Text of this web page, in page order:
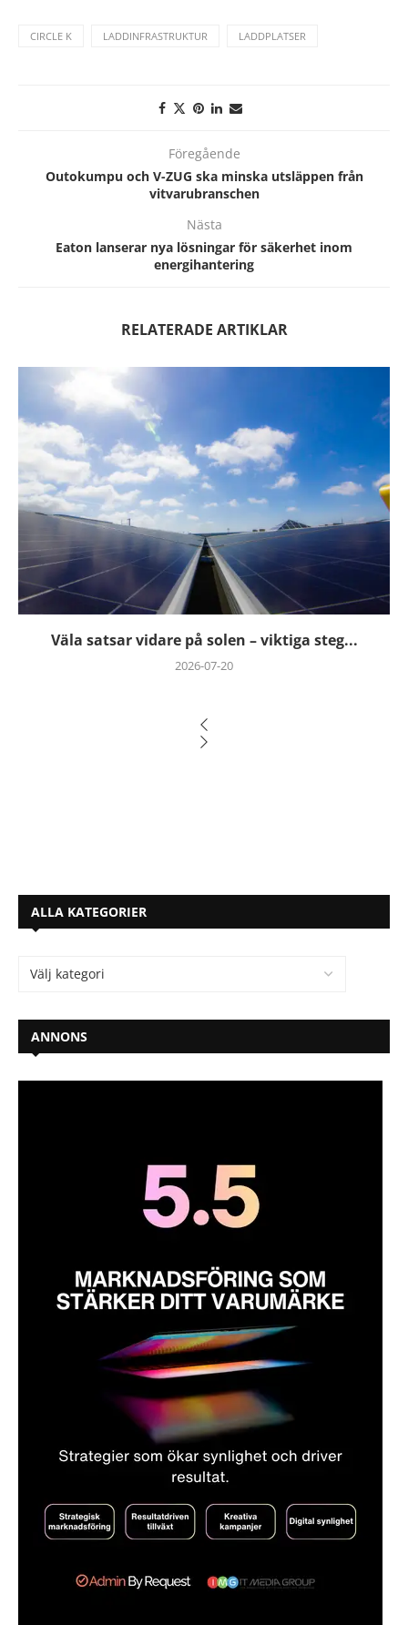
CIRCLE K LADDINFRASTRUKTUR LADDPLATSER
Föregående
Outokumpu och V-ZUG ska minska utsläppen från
vitvarubranschen
Nästa
Eaton lanserar nya lösningar för säkerhet inom
energihantering
RELATERADE ARTIKLAR
Väla satsar vidare på solen – viktiga steg...
2026-07-20
ALLA KATEGORIER
ANNONS